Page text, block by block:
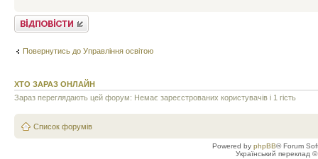
Відповісти
Повернутись до Управління освітою
ХТО ЗАРАЗ ОНЛАЙН
Зараз переглядають цей форум: Немає зареєстрованих користувачів і 1 гість
Список форумів
Powered by phpBB® Forum
Український переклад